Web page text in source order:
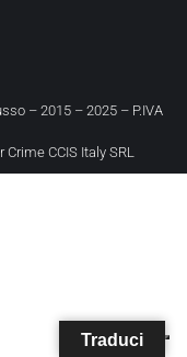
– 2015 – 2025 – P.IVA
Crime CCIS Italy SRL
Traduci